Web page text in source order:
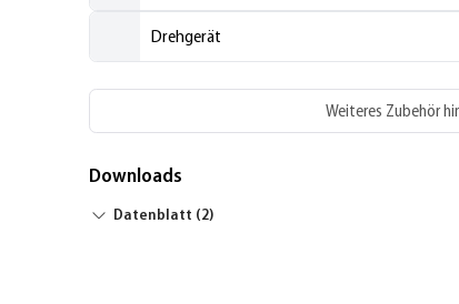
Drehgerät
Weiteres Zubehör
Downloads
Datenblatt (2)